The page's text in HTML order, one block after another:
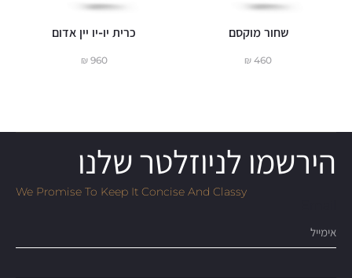
שחור מוקסם
460
₪
כרית יו-יו יין אדום
960
₪
הירשמו לניוזלטר שלנו
We Promise To Keep It Concise And Classy